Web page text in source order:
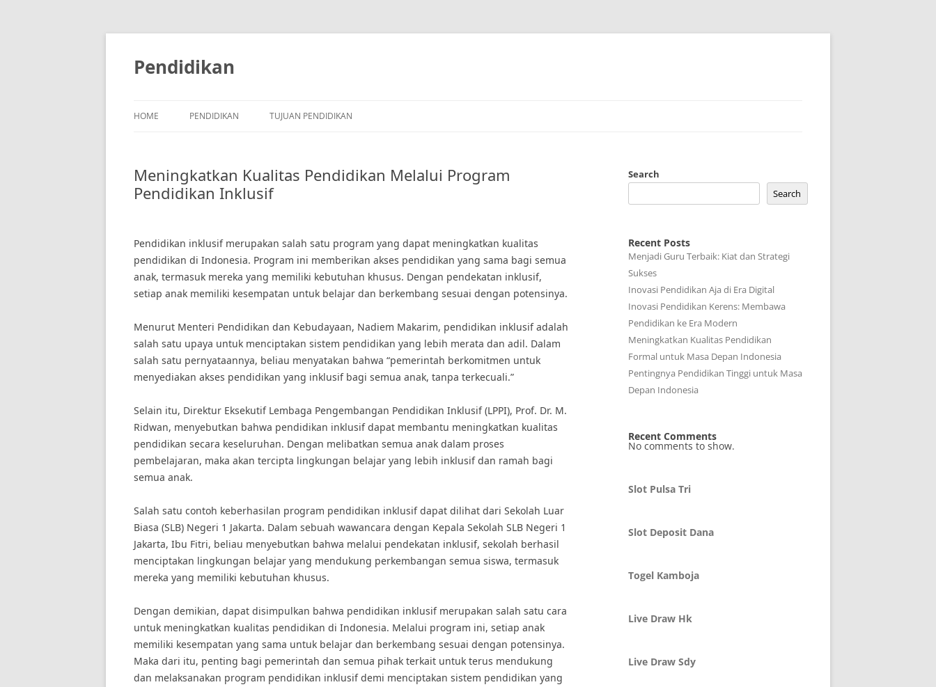
Skip
Pendidikan
HOME PENDIDIKAN TUJUAN PENDIDIKAN
Meningkatkan Kualitas Pendidikan Melalui Program
Pendidikan Inklusif
Pendidikan inklusif merupakan salah satu program yang dapat meningkatkan kualitas
pendidikan di Indonesia. Program ini memberikan akses pendidikan yang sama bagi semua
anak, termasuk mereka yang memiliki kebutuhan khusus. Dengan pendekatan inklusif,
setiap anak memiliki kesempatan untuk belajar dan berkembang sesuai dengan potensinya.
Menurut Menteri Pendidikan dan Kebudayaan, Nadiem Makarim, pendidikan inklusif adalah
salah satu upaya untuk menciptakan sistem pendidikan yang lebih merata dan adil. Dalam
salah satu pernyataannya, beliau menyatakan bahwa “pemerintah berkomitmen untuk
menyediakan akses pendidikan yang inklusif bagi semua anak, tanpa terkecuali.”
Selain itu, Direktur Eksekutif Lembaga Pengembangan Pendidikan Inklusif (LPPI), Prof. Dr. M.
Ridwan, menyebutkan bahwa pendidikan inklusif dapat membantu meningkatkan kualitas
pendidikan secara keseluruhan. Dengan melibatkan semua anak dalam proses
pembelajaran, maka akan tercipta lingkungan belajar yang lebih inklusif dan ramah bagi
semua anak.
Salah satu contoh keberhasilan program pendidikan inklusif dapat dilihat dari Sekolah Luar
Biasa (SLB) Negeri 1 Jakarta. Dalam sebuah wawancara dengan Kepala Sekolah SLB Negeri 1
Jakarta, Ibu Fitri, beliau menyebutkan bahwa melalui pendekatan inklusif, sekolah berhasil
menciptakan lingkungan belajar yang mendukung perkembangan semua siswa, termasuk
mereka yang memiliki kebutuhan khusus.
Dengan demikian, dapat disimpulkan bahwa pendidikan inklusif merupakan salah satu cara
untuk meningkatkan kualitas pendidikan di Indonesia. Melalui program ini, setiap anak
memiliki kesempatan yang sama untuk belajar dan berkembang sesuai dengan potensinya.
Maka dari itu, penting bagi pemerintah dan semua pihak terkait untuk terus mendukung
dan melaksanakan program pendidikan inklusif demi menciptakan sistem pendidikan yang
Search
Search
Recent Posts
Menjadi Guru Terbaik: Kiat dan Strategi
Sukses
Inovasi Pendidikan Aja di Era Digital
Inovasi Pendidikan Kerens: Membawa
Pendidikan ke Era Modern
Meningkatkan Kualitas Pendidikan
Formal untuk Masa Depan Indonesia
Pentingnya Pendidikan Tinggi untuk Masa
Depan Indonesia
Recent Comments
No comments to show.
Slot Pulsa Tri
Slot Deposit Dana
Togel Kamboja
Live Draw Hk
Live Draw Sdy